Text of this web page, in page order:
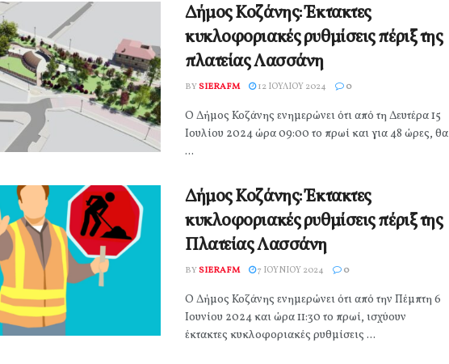
Δήμος Κοζάνης: Έκτακτες
κυκλοφοριακές ρυθμίσεις πέριξ της
πλατείας Λασσάνη
BYSIERAFM 12 ΙΟΥΛΊΟΥ 2024 0
Ο Δήμος Κοζάνης ενημερώνει ότι από τη Δευτέρα 15
Ιουλίου 2024 ώρα 09:00 το πρωί και για 48 ώρες, θα
...
Δήμος Κοζάνης: Έκτακτες
κυκλοφοριακές ρυθμίσεις πέριξ της
Πλατείας Λασσάνη
BYSIERAFM 7 ΙΟΥΝΊΟΥ 2024 0
Ο Δήμος Κοζάνης ενημερώνει ότι από την Πέμπτη 6
Ιουνίου 2024 και ώρα 11:30 το πρωί, ισχύουν
έκτακτες κυκλοφοριακές ρυθμίσεις ...